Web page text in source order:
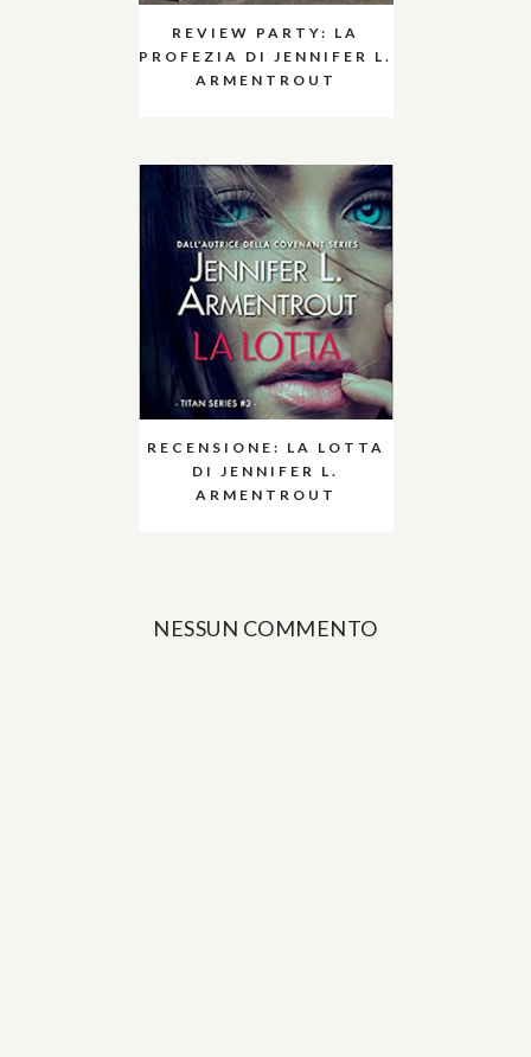
REVIEW PARTY: LA
PROFEZIA DI JENNIFER L.
ARMENTROUT
RECENSIONE: LA LOTTA
DI JENNIFER L.
ARMENTROUT
NESSUN COMMENTO